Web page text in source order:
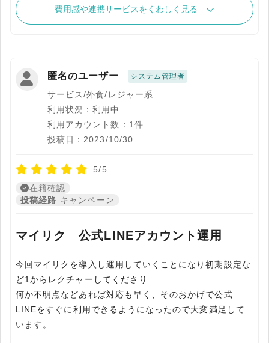
費用感や連携サービスをくわしく見る
匿名のユーザー システム管理者
サービス/外食/レジャー系
利用状況：利用中
利用アカウント数：1件
投稿日：2023/10/30
5/5
在籍確認
投稿経路 キャンペーン
マイリク 公式LINEアカウント運用
今回マイリクを導入し運用していくことになり初期設定な
ど1からレクチャーしてくださり
何か不明点などあれば対応も早く、そのおかげで公式
LINEをすぐに利用できるようになったので大変満足して
います。